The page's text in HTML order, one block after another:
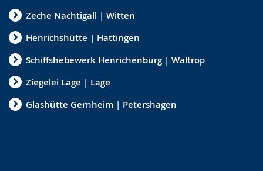
Zeche Nachtigall | Witten
Henrichshütte | Hattingen
Schiffshebewerk Henrichenburg | Waltrop
Ziegelei Lage | Lage
Glashütte Gernheim | Petershagen